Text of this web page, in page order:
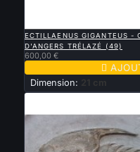
ECTILLAENUS GIGANTEUS -
D'ANGERS TRÉLAZÉ (49)
600,00 €

Dimension: 21 cm